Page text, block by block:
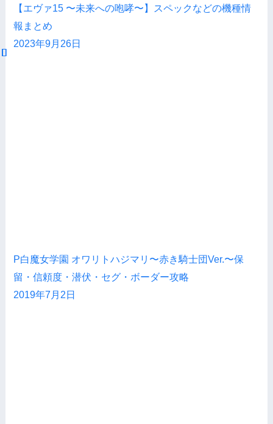
【エヴァ15 〜未来への咆哮〜】スペックなどの機種情
報まとめ
2023年9月26日
P白魔女学園 オワリトハジマリ〜赤き騎士団Ver.〜保
留・信頼度・潜伏・セグ・ボーダー攻略
2019年7月2日